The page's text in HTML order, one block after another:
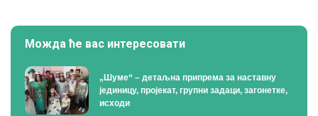
Можда ће вас интересовати
„Шуме“ – детаљна припрема за наставну
јединицу, пројекат, групни задаци, загонетке,
исходи